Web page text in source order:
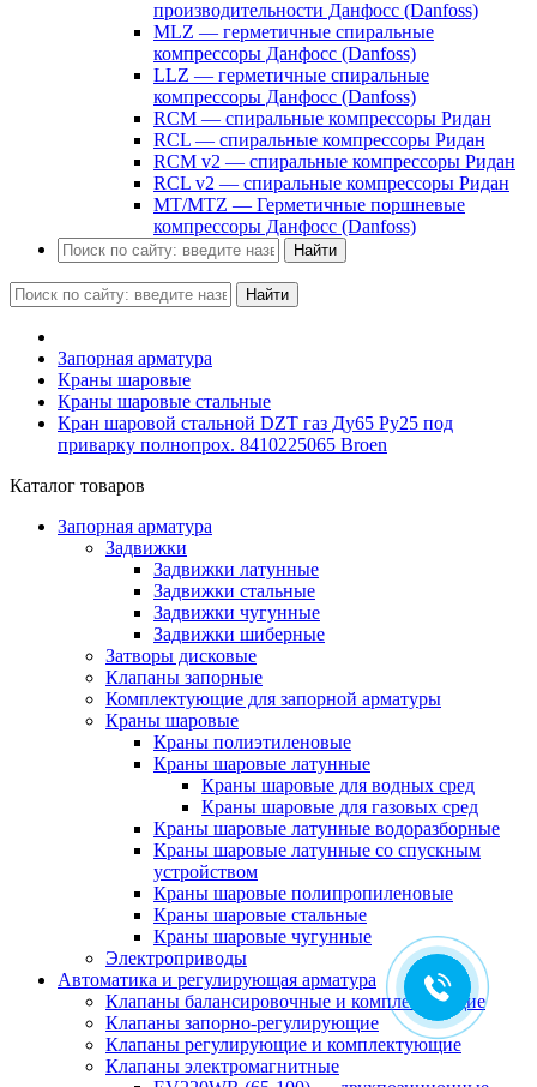
производительности Данфосс (Danfoss)
MLZ — герметичные спиральные
компрессоры Данфосс (Danfoss)
LLZ — герметичные спиральные
компрессоры Данфосс (Danfoss)
RCM — спиральные компрессоры Ридан
RCL — спиральные компрессоры Ридан
RCM v2 — спиральные компрессоры Ридан
RCL v2 — спиральные компрессоры Ридан
MT/MTZ — Герметичные поршневые
компрессоры Данфосс (Danfoss)
Найти
Найти
Запорная арматура
Краны шаровые
Краны шаровые стальные
Кран шаровой стальной DZT газ Ду65 Ру25 под
приварку полнопрох. 8410225065 Broen
Каталог товаров
Запорная арматура
Задвижки
Задвижки латунные
Задвижки стальные
Задвижки чугунные
Задвижки шиберные
Затворы дисковые
Клапаны запорные
Комплектующие для запорной арматуры
Краны шаровые
Краны полиэтиленовые
Краны шаровые латунные
Краны шаровые для водных сред
Краны шаровые для газовых сред
Краны шаровые латунные водоразборные
Краны шаровые латунные со спускным
устройством
Краны шаровые полипропиленовые
Краны шаровые стальные
Краны шаровые чугунные
Электроприводы
Автоматика и регулирующая арматура
Клапаны балансировочные и комплектующие
Клапаны запорно-регулирующие
Клапаны регулирующие и комплектующие
Клапаны электромагнитные